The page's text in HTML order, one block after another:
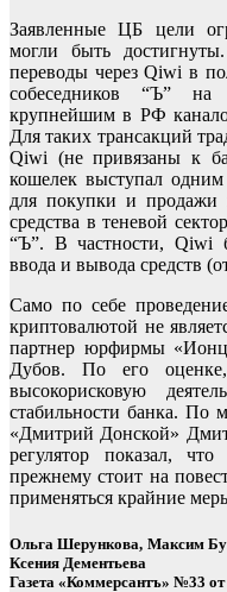
Заявленные ЦБ цели
могли быть
переводы через Qiwi в
собеседников “Ъ”
крупнейшим в РФ
Для таких трансакций
Qiwi (не привязаны к
кошелек выступал
для покупки и продажи
средства в теневой
“Ъ”. В частности,
ввода и вывода средств
Само по себе
криптовалютой не
партнер юрфирмы
Дубов. По его
высокорисковую
стабильности банка. По
«Дмитрий Донской»
регулятор показал,
прежнему стоит на
применяться крайние
Ольга Шерункова, Максим
Ксения Дементьева
Газета «Коммерсантъ» №33 от